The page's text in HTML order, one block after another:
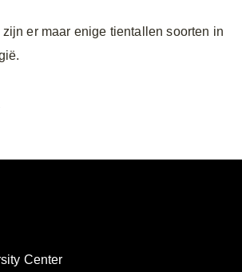
er maar enige tientallen soorten in
Center